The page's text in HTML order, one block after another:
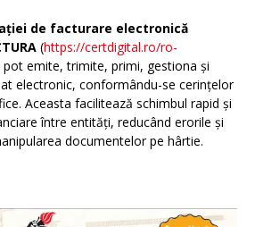
de facturare electronică
(https://certdigital.ro/ro-
pot emite, trimite, primi, gestiona și
electronic, conformându-se cerințelor
Aceasta facilitează schimbul rapid și
între entități, reducând erorile și
documentelor pe hârtie.